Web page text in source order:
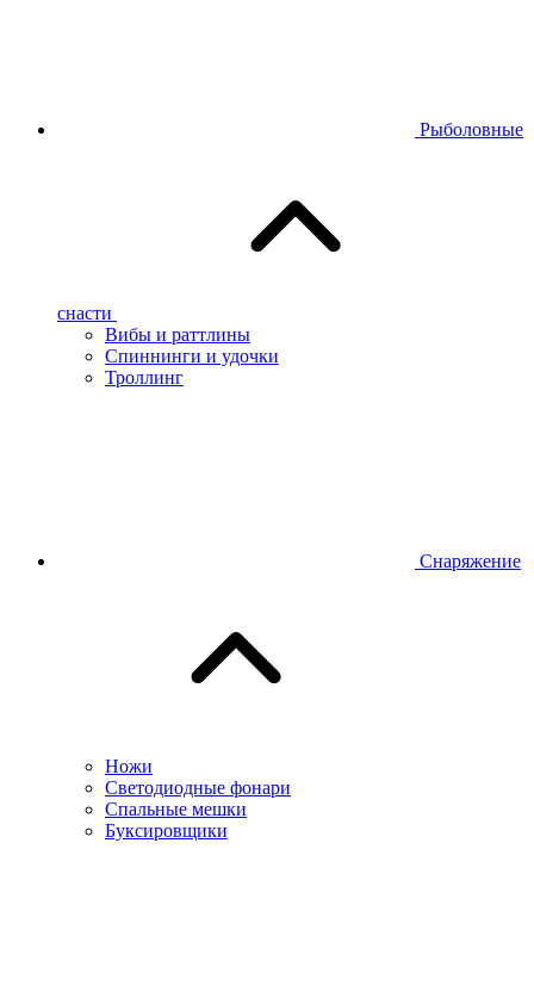
Рыболовные
снасти
Вибы и раттлины
Спиннинги и удочки
Троллинг
Снаряжение
Ножи
Светодиодные фонари
Спальные мешки
Буксировщики